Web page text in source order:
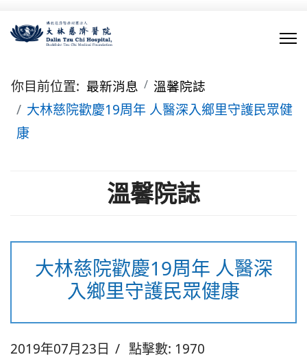
你目前位置: 最新消息 溫馨院誌
大林慈院歡慶19周年 人醫深入鄉里守護民眾健
康
溫馨院誌
大林慈院歡慶19周年 人醫深
入鄉里守護民眾健康
2019年07月23日 點擊數: 1970